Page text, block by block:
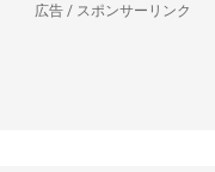
広告 / スポンサーリンク